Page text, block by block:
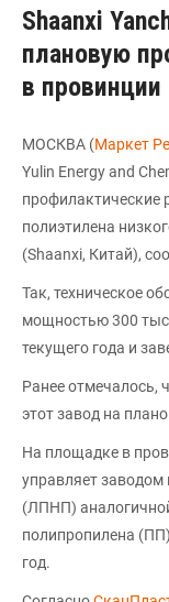
Shaanxi
плановую
в
МОСКВА (Маркет
Yulin Energy and
профилактические
полиэтилена
(Shaanxi, Китай),
Так, техническое
мощностью 300
текущего года и
Ранее отмечалось,
этот завод на
На площадке в
управляет заводом
(ЛПНП)
полипропилена
год.